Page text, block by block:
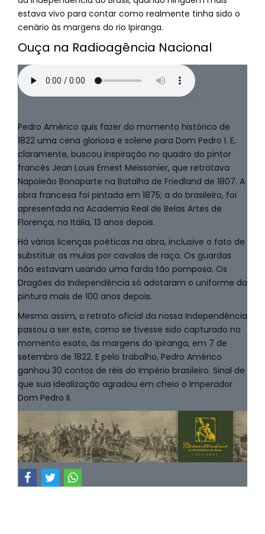
estava vivo para contar como realmente tinha sido o
cenário às margens do rio Ipiranga.
Ouça na Radioagência Nacional
Pedro Américo quis fazer do momento histórico de
1822 uma cena gloriosa e solene para Dom Pedro I. E,
claramente, buscou inspiração no quadro do pintor
francês Jean Louis Ernest Meissonier, que retratava
Napoleão Bonaparte na Batalha de Friedland de 1807. A
obra francesa foi pintada em 1875; a do brasileiro, foi
apresentada na Academia Real de Belas Artes de
Florença, na Itália, 13 anos depois.
Há várias licenças poéticas na obra, inclusive o fato de
substituir as mulas por cavalos de raça. Os guardas
não estavam usando uma farda tão pomposa. Os
Dragões da Independência só adotaram o uniforme da
pintura mais de 100 anos depois.
Mesmo assim, o retrato oficial da nossa Independência
passou a ser este, como se tivesse sido capturado no
momento exato, às margens do Ipiranga, em 7 de
setembro de 1822. E pelo trabalho, Pedro Américo
ganhou 30 contos de réis do Império brasileiro. Sinal de
que sua idealização agradou em cheio o Imperador
Dom Pedro II.